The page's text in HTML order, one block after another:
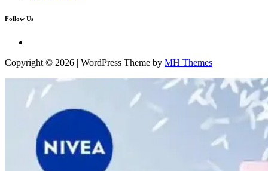
Follow Us
Copyright © 2026 | WordPress Theme by MH Themes